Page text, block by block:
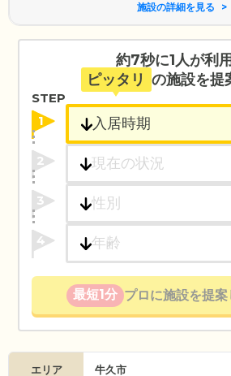
施設の詳細を見る
約7秒に1人が利
ピッタリ の施設を提
STEP
1
2
3
4
最短1分 プロに施設を提案
エリア 牛久市